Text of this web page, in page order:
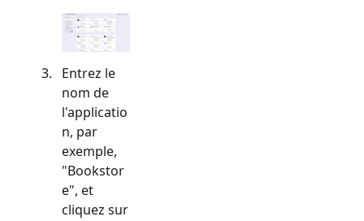
Entrez le
nom de
l'applicatio
n, par
exemple,
"Bookstor
e", et
cliquez sur